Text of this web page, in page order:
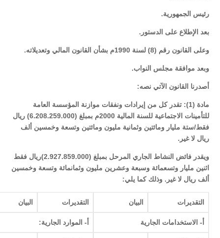
رئيس الجمهورية.
بعد الإطلاع على الدستور.
وعلى القانون رقم (8) لسنة 1990م بشأن القانون المالي وتعديلاته.
وبعد موافقة مجلس النواب.
أصدرنا القانون الآتي نصه:
مادة (1): تقدر كل من إيرادات ونفقات موازنة المؤسسة العامة
للتأمينات الاجتماعية للسنة المالية 2000م بمبلغ (6.208.259.000) ريال
فقط/ستة مليار ومائتين وثمانية مليون ومائتين وتسعة وخمسين ألف
ريال لا غير.
ويقدر فائض النشاط الجاري المرحل بمبلغ (2.927.859.000)ريال فقط
اثنين مليار وتسعمائة وسبعة وعشرين مليون وثمانمائة وتسعة وخمسين
ألف ريال لا غير. وذلك كما يلي:
التقديرات البيان التقديرات البيان
أ- الاستخدامات الجارية أ- الموارد الجارية: